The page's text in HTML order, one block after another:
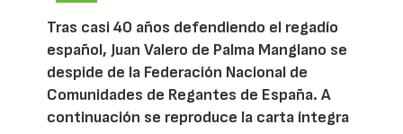
Tras casi 40 años defendiendo el regadío
español, Juan Valero de Palma Manglano se
despide de la Federación Nacional de
Comunidades de Regantes de España. A
continuación se reproduce la carta íntegra